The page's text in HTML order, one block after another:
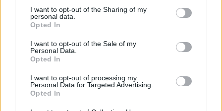
I want to opt-out of the Sharing of my
personal data.
Opted In
I want to opt-out of the Sale of my
Personal Data.
Opted In
I want to opt-out of processing my
Personal Data for Targeted Advertising.
Opted In
2001-es esése egy hasonló esztendőt követet, ami
csaknem 30 éve nem fordult elő az USA-ban....
KEDVES OLVASÓNK!
tartozik, melynek olvasása előfizetéses
regisztrációhoz kötött.